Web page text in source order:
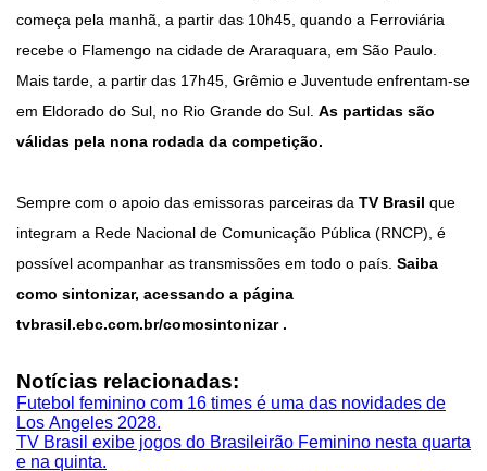
começa pela manhã, a partir das 10h45, quando a Ferroviária
recebe o Flamengo na cidade de Araraquara, em São Paulo.
Mais tarde, a partir das 17h45, Grêmio e Juventude enfrentam-se
em Eldorado do Sul, no Rio Grande do Sul. As partidas são
válidas pela nona rodada da competição.
Sempre com o apoio das emissoras parceiras da TV Brasil que
integram a Rede Nacional de Comunicação Pública (RNCP), é
possível acompanhar as transmissões em todo o país. Saiba
como sintonizar, acessando a página
tvbrasil.ebc.com.br/comosintonizar .
Notícias relacionadas:
Futebol feminino com 16 times é uma das novidades de
Los Angeles 2028.
TV Brasil exibe jogos do Brasileirão Feminino nesta quarta
e na quinta.